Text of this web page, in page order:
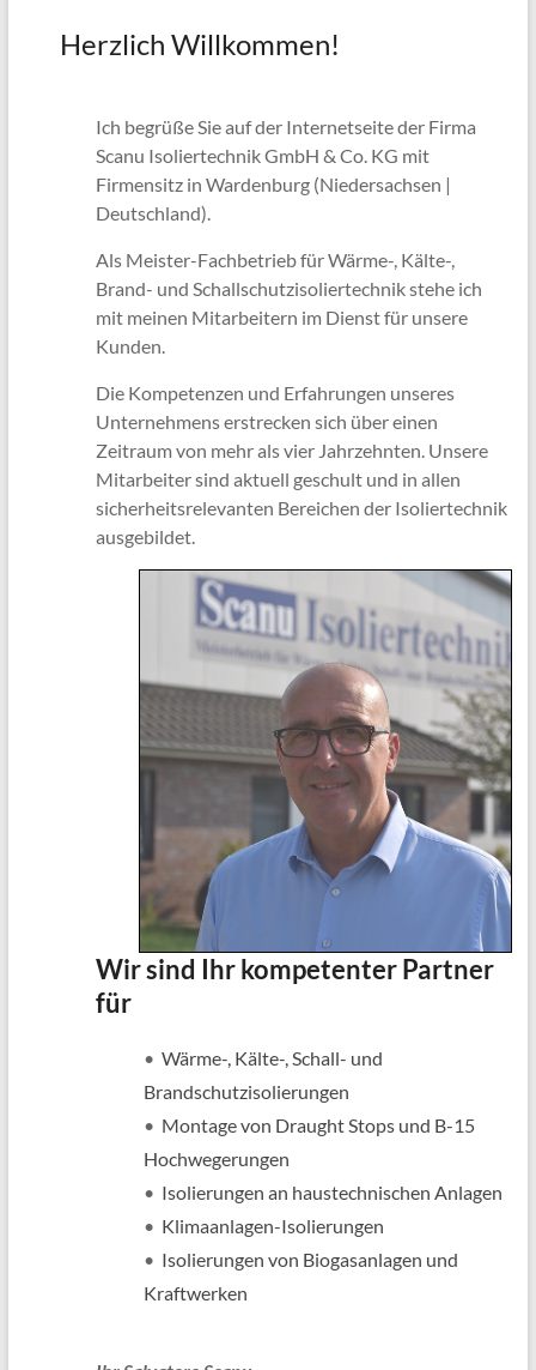
Herzlich Willkommen!
Ich begrüße Sie auf der Internetseite der Firma
Scanu Isoliertechnik GmbH & Co. KG mit
Firmensitz in Wardenburg (Niedersachsen |
Deutschland).
Als Meister-Fachbetrieb für Wärme-, Kälte-,
Brand- und Schallschutzisoliertechnik stehe ich
mit meinen Mitarbeitern im Dienst für unsere
Kunden.
Die Kompetenzen und Erfahrungen unseres
Unternehmens erstrecken sich über einen
Zeitraum von mehr als vier Jahrzehnten. Unsere
Mitarbeiter sind aktuell geschult und in allen
sicherheitsrelevanten Bereichen der Isoliertechnik
ausgebildet.
Wir sind Ihr kompetenter Partner
für
• Wärme-, Kälte-, Schall- und
Brandschutzisolierungen
• Montage von Draught Stops und B-15
Hochwegerungen
• Isolierungen an haustechnischen Anlagen
• Klimaanlagen-Isolierungen
• Isolierungen von Biogasanlagen und
Kraftwerken